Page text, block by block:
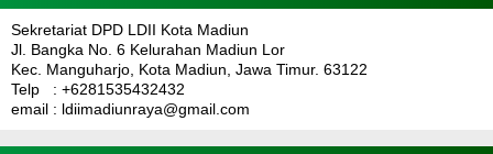
Sekretariat DPD LDII Kota Madiun
Jl. Bangka No. 6 Kelurahan Madiun Lor
Kec. Manguharjo, Kota Madiun, Jawa Timur. 63122
Telp : +6281535432432
email : ldiimadiunraya@gmail.com